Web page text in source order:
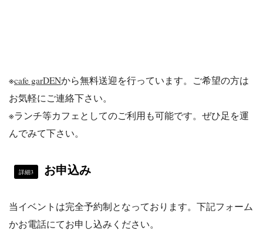
※cafe garDENから無料送迎を行っています。ご希望の方は
お気軽にご連絡下さい。
※ランチ等カフェとしてのご利用も可能です。ぜひ足を運
んでみて下さい。
詳細3 お申込み
当イベントは完全予約制となっております。下記フォーム
かお電話にてお申し込みください。